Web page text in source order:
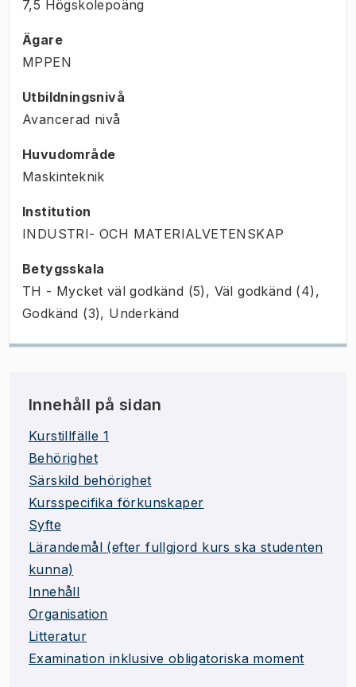
7,5 Högskolepoäng
Ägare
MPPEN
Utbildningsnivå
Avancerad nivå
Huvudområde
Maskinteknik
Institution
INDUSTRI- OCH MATERIALVETENSKAP
Betygsskala
TH - Mycket väl godkänd (5), Väl godkänd (4),
Godkänd (3), Underkänd
Innehåll på sidan
Kurstillfälle 1
Behörighet
Särskild behörighet
Kursspecifika förkunskaper
Syfte
Lärandemål (efter fullgjord kurs ska studenten
kunna)
Innehåll
Organisation
Litteratur
Examination inklusive obligatoriska moment